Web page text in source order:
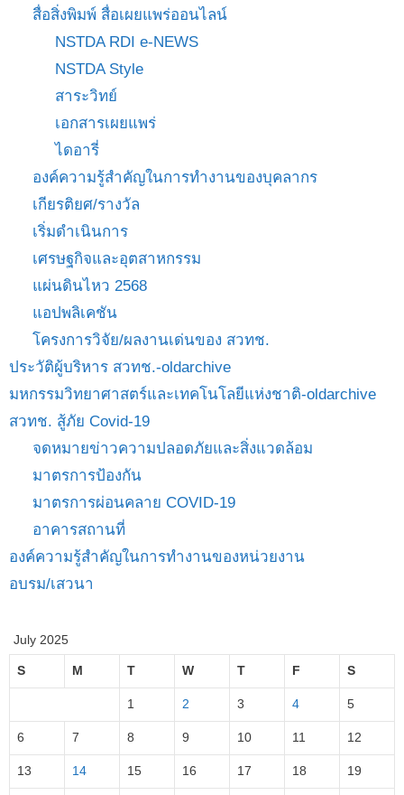
สื่อสิ่งพิมพ์ สื่อเผยแพร่ออนไลน์
NSTDA RDI e-NEWS
NSTDA Style
สาระวิทย์
เอกสารเผยแพร่
ไดอารี่
องค์ความรู้สำคัญในการทำงานของบุคลากร
เกียรติยศ/รางวัล
เริ่มดำเนินการ
เศรษฐกิจและอุตสาหกรรม
แผ่นดินไหว 2568
แอปพลิเคชัน
โครงการวิจัย/ผลงานเด่นของ สวทช.
ประวัติผู้บริหาร สวทช.-oldarchive
มหกรรมวิทยาศาสตร์และเทคโนโลยีแห่งชาติ-oldarchive
สวทช. สู้ภัย Covid-19
จดหมายข่าวความปลอดภัยและสิ่งแวดล้อม
มาตรการป้องกัน
มาตรการผ่อนคลาย COVID-19
อาคารสถานที่
องค์ความรู้สำคัญในการทำงานของหน่วยงาน
อบรม/เสวนา
July 2025
S M T W T F S
1 2 3 4 5
6 7 8 9 10 11 12
13 14 15 16 17 18 19